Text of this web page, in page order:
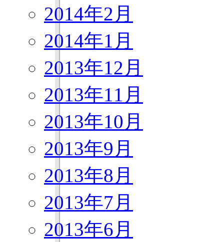
2014年2月
2014年1月
2013年12月
2013年11月
2013年10月
2013年9月
2013年8月
2013年7月
2013年6月